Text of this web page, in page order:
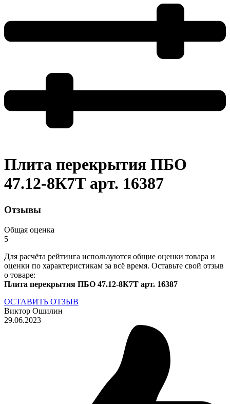
Плита перекрытия ПБО
47.12-8К7Т арт. 16387
Отзывы
Общая оценка
5
Для расчёта рейтинга используются общие оценки товара и
оценки по характеристикам за всё время. Оставьте свой отзыв
о товаре:
Плита перекрытия ПБО 47.12-8К7Т арт. 16387
ОСТАВИТЬ ОТЗЫВ
Виктор Ошилин
29.06.2023